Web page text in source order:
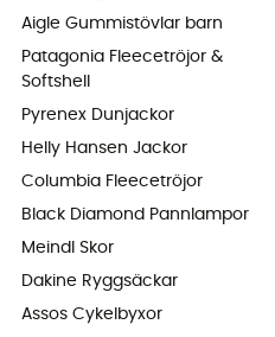
Aigle Gummistövlar barn
Patagonia Fleecetröjor &
Softshell
Pyrenex Dunjackor
Helly Hansen Jackor
Columbia Fleecetröjor
Black Diamond Pannlampor
Meindl Skor
Dakine Ryggsäckar
Assos Cykelbyxor